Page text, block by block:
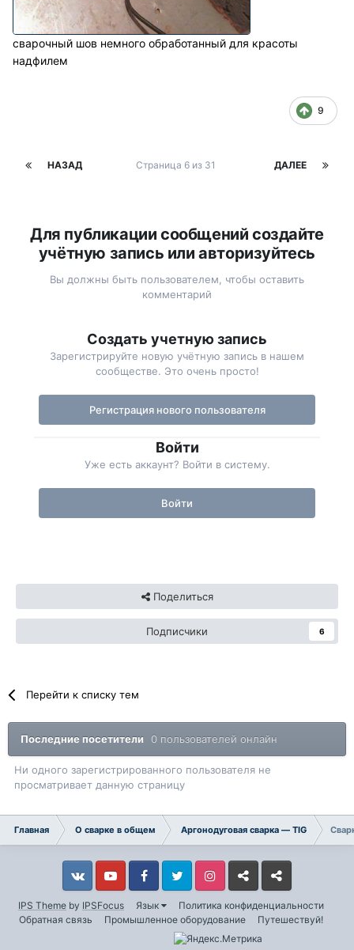
сварочный шов немного обработанный для красоты
надфилем
9
НАЗАД ДАЛЕЕ
Страница 6 из 31
Для публикации сообщений создайте
учётную запись или авторизуйтесь
Вы должны быть пользователем, чтобы оставить
комментарий
Создать учетную запись
Зарегистрируйте новую учётную запись в нашем
сообществе. Это очень просто!
Регистрация нового пользователя
Войти
Уже есть аккаунт? Войти в систему.
Войти
Поделиться
Подписчики 6
Перейти к списку тем
Последние посетители 0 пользователей онлайн
Ни одного зарегистрированного пользователя не
просматривает данную страницу
Главная О сварке в общем Аргонодуговая сварка — TIG
IPS Theme by IPSFocus Язык
Политика конфиденциальности
Обратная связь
Промышленное оборудование Путешествуй!
VkontakteYouTube FacebookTwitter InstagramLivejournalOdnoklassniki